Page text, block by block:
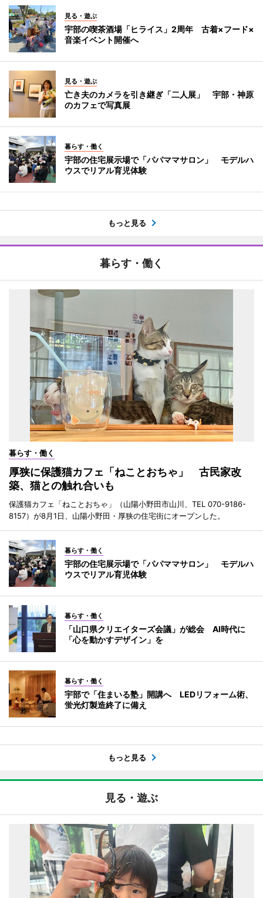
見る・遊ぶ
宇部の喫茶酒場「ヒライス」2周年 古着×フード×
音楽イベント開催へ
見る・遊ぶ
亡き夫のカメラを引き継ぎ「二人展」 宇部・神原
のカフェで写真展
暮らす・働く
宇部の住宅展示場で「パパママサロン」 モデルハ
ウスでリアル育児体験
もっと見る
暮らす・働く
暮らす・働く
厚狭に保護猫カフェ「ねことおちゃ」 古民家改
築、猫との触れ合いも
保護猫カフェ「ねことおちゃ」（山陽小野田市山川、TEL 070-9186-
8157）が8月1日、山陽小野田・厚狭の住宅街にオープンした。
暮らす・働く
宇部の住宅展示場で「パパママサロン」 モデルハ
ウスでリアル育児体験
暮らす・働く
「山口県クリエイターズ会議」が総会 AI時代に
「心を動かすデザイン」を
暮らす・働く
宇部で「住まいる塾」開講へ LEDリフォーム術、
蛍光灯製造終了に備え
もっと見る
見る・遊ぶ